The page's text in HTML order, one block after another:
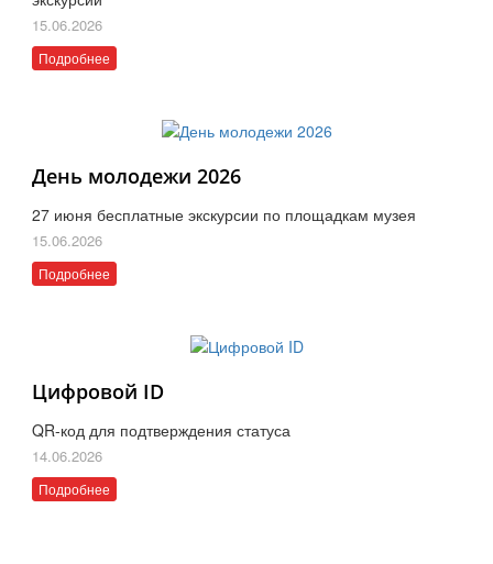
15.06.2026
Подробнее
День молодежи 2026
27 июня бесплатные экскурсии по площадкам музея
15.06.2026
Подробнее
Цифровой ID
QR-код для подтверждения статуса
14.06.2026
Подробнее